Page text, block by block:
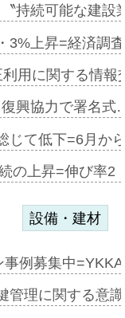
持続可能な建
3%上昇=経済調
用に関する情
復興協力で署名
じて低下=6月か
の上昇=伸び率
設備・建材
事例募集中
管理に関する意